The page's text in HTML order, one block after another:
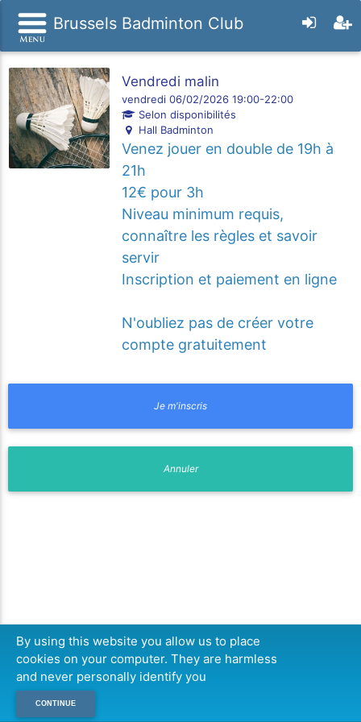
Brussels Badminton Club
Vendredi malin
vendredi 06/02/2026 19:00-22:00
Selon disponibilités
Hall Badminton
Venez jouer en double de 19h à
21h
12€ pour 3h
Niveau minimum requis,
connaître les règles et savoir
servir
Inscription et paiement en ligne
N'oubliez pas de créer votre
compte gratuitement
By using this website you allow us to place
cookies on your computer. They are harmless
and never personally identify you
CONTINUE